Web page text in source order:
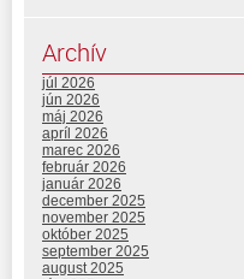
Archív
júl 2026
jún 2026
máj 2026
apríl 2026
marec 2026
február 2026
január 2026
december 2025
november 2025
október 2025
september 2025
august 2025